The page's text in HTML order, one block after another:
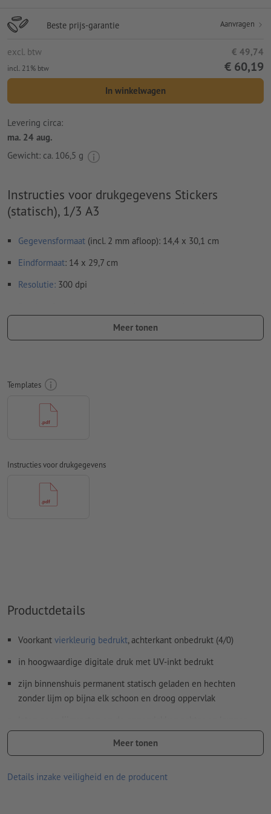
Beste prijs-garantie Aanvragen
excl. btw € 49,74
incl. 21% btw € 60,19
In winkelwagen
Levering circa:
ma. 24 aug.
Gewicht: ca. 106,5 g
Instructies voor drukgegevens Stickers
(statisch), 1/3 A3
Gegevensformaat (incl. 2 mm afloop): 14,4 x 30,1 cm
Eindformaat: 14 x 29,7 cm
Resolutie: 300 dpi
Lettertypesmoeten volledig worden ingesloten of omgezet
Kleurmodus:
papier, FOGRA52 (PSO Uncoated v3 FOGRA52) voor
ongestreken papier
Spel- en zetfouten
Meer tonen
Templates
Instructies voor drukgegevens
Productdetails
Voorkant vierkleurig bedrukt, achterkant onbedrukt (4/0)
in hoogwaardige digitale druk met UV-inkt bedrukt
zijn binnenshuis permanent statisch geladen en hechten
zonder lijm op bijna elk schoon en droog oppervlak
weer probleemloos en snel worden verwijderd
levensduur op oppervlakken is afhankelijk van:
zuiverheid en gladheid van de ondergrond
Meer tonen
Details inzake veiligheid en de producent